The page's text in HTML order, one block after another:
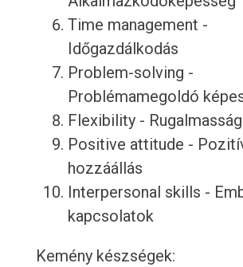
Time management -
Időgazdálkodás
Problem-solving -
Problémamegoldó
Flexibility - Rugalmasság
Positive attitude -
hozzáállás
Interpersonal skills -
kapcsolatok
Kemény készségek: